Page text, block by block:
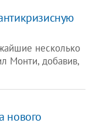
несколько
Монти, добавив,
нового